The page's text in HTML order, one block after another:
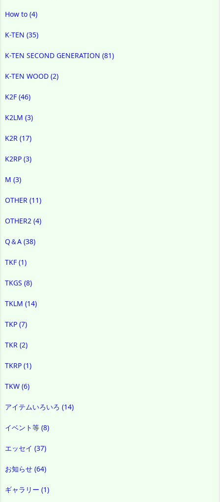
How to (4)
K-TEN (35)
K-TEN SECOND GENERATION (81)
K-TEN WOOD (2)
K2F (46)
K2LM (3)
K2R (17)
K2RP (3)
M (3)
OTHER (11)
OTHER2 (4)
Q＆A (38)
TKF (1)
TKGS (8)
TKLM (14)
TKP (7)
TKR (2)
TKRP (1)
TKW (6)
アイテムいろいろ (14)
イベント等 (8)
エッセイ (37)
お知らせ (64)
ギャラリー (1)